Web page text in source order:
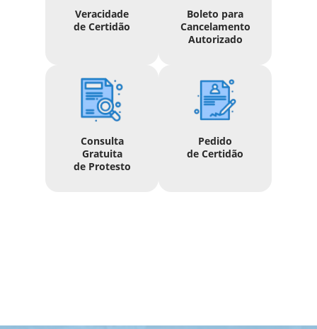
Veracidade
de Certidão
Boleto para
Cancelamento
Autorizado
Consulta
Gratuita
de Protesto
Pedido
de Certidão